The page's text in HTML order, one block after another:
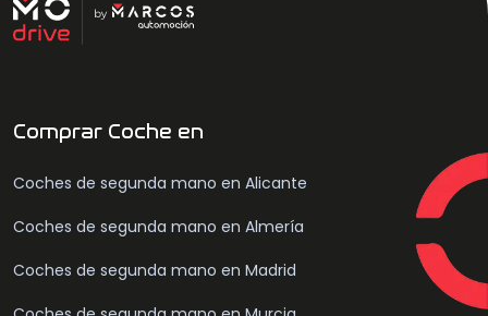
Comprar Coche en
Coches de segunda mano en Alicante
Coches de segunda mano en Almería
Coches de segunda mano en Madrid